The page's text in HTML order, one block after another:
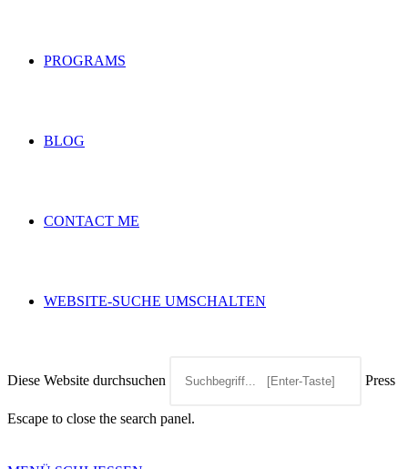
PROGRAMS
BLOG
CONTACT ME
WEBSITE-SUCHE UMSCHALTEN
Diese Website durchsuchen Press
Escape to close the search panel.